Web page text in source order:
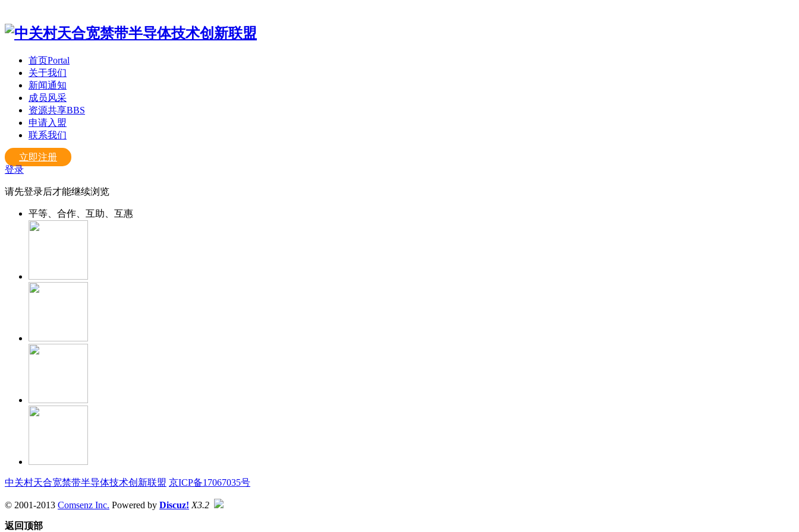
首页Portal
关于我们
新闻通知
成员风采
资源共享BBS
申请入盟
联系我们
立即注册
登录
请先登录后才能继续浏览
平等、合作、互助、互惠
中关村天合宽禁带半导体技术创新联盟 京ICP备17067035号
© 2001-2013 Comsenz Inc. Powered by Discuz! X3.2
返回顶部